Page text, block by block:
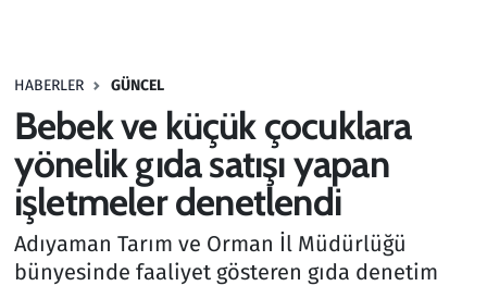
HABERLER GÜNCEL
Bebek ve küçük çocuklara
yönelik gıda satışı yapan
işletmeler denetlendi
Adıyaman Tarım ve Orman İl Müdürlüğü
bünyesinde faaliyet gösteren gıda denetim
Haber
Kültür Sanat
Kurumsal Haberler
Lezzet Durağı